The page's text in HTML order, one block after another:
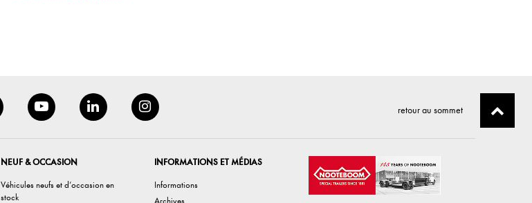
retour au sommet
NEUF & OCCASION
Véhicules neufs et d’occasion en
stock
INFORMATIONS ET MÉDIAS
Informations
Archives